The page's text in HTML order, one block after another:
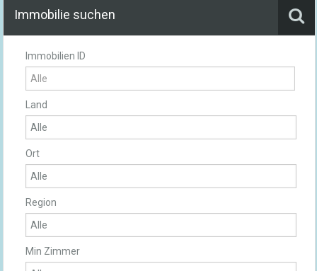
Immobilie suchen
Immobilien ID
Land
Ort
Region
Min Zimmer